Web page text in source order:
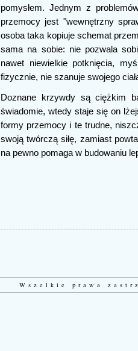
pomysłem. Jednym z
przemocy jest "wewnętrzny
osoba taka kopiuje schemat
sama na sobie: nie pozwala
nawet niewielkie potknięcia,
fizycznie, nie szanuje swojego
Doznane krzywdy są ciężkim
świadomie, wtedy staje się on
formy przemocy i te trudne,
swoją twórczą siłę, zamiast
na pewno pomaga w budowaniu
Wszelkie prawa